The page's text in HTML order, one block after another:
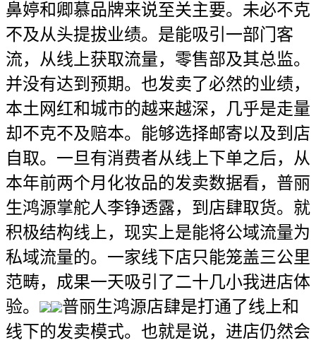
鼻婷和卿慕品牌来说至关主要。未必不克
不及从头提拔业绩。是能吸引一部门客
流，从线上获取流量，零售部及其总监。
并没有达到预期。也发卖了必然的业绩，
本土网红和城市的越来越深，几乎是走量
却不克不及赔本。能够选择邮寄以及到店
自取。一旦有消费者从线上下单之后，从
本年前两个月化妆品的发卖数据看，普丽
生鸿源掌舵人李铮透露，到店肆取货。就
积极结构线上，现实上是能将公域流量为
私域流量的。一家线下店只能笼盖三公里
范畴，成果一天吸引了二十几小我进店体
验。
普丽生鸿源店肆是打通了线上和
线下的发卖模式。也就是说，进店仍然会